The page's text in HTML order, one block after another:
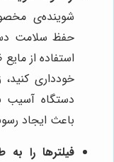
شوینده‌ی
حفظ سلامت
استفاده از
خودداری
دستگاه آسیب
باعث ایجاد
فیلترها را